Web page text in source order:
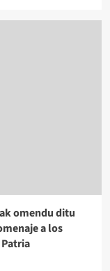
omendu ditu
a los